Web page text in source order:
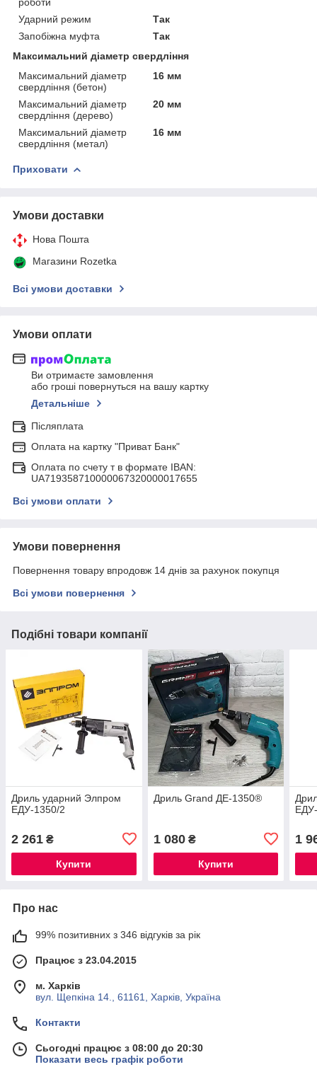
Ударний режим
Так
Запобіжна муфта
Так
Максимальний діаметр свердління
Максимальний діаметр
свердління (бетон)
16 мм
Максимальний діаметр
свердління (дерево)
20 мм
Максимальний діаметр
свердління (метал)
16 мм
Приховати
Умови доставки
Нова Пошта
Магазини Rozetka
Всі умови доставки
Умови оплати
Ви отримаєте замовлення
або гроші повернуться на вашу картку
Детальніше
Післяплата
Оплата на картку "Приват Банк"
Оплата по счету т в формате IBAN:
UA719358710000067320000017655
Всі умови оплати
Умови повернення
Повернення товару впродовж 14 днів за рахунок покупця
Всі умови повернення
Подібні товари компанії
Дриль ударний Элпром
ЕДУ-1350/2
2 261 ₴
Купити
Дриль Grand ДЕ-1350®
1 080₴
Купити
1
Про нас
99% позитивних з 346 відгуків за рік
Працює з 23.04.2015
м. Харків
вул. Щепкіна 14., 61161, Харків, Україна
Контакти
Сьогодні працює з 08:00 до 20:30
Показати весь графік роботи